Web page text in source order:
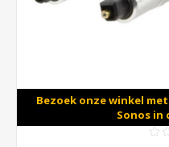
Bezoek onze winkel met
Sonos in